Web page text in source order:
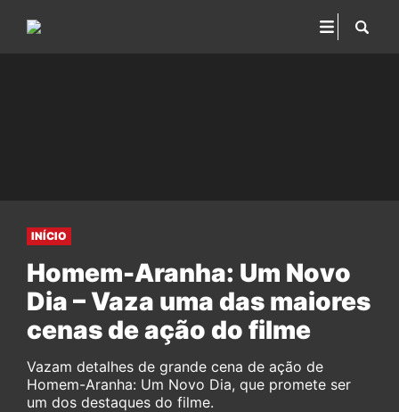
INÍCIO
Homem-Aranha: Um Novo
Dia – Vaza uma das maiores
cenas de ação do filme
Vazam detalhes de grande cena de ação de
Homem-Aranha: Um Novo Dia, que promete ser
um dos destaques do filme.